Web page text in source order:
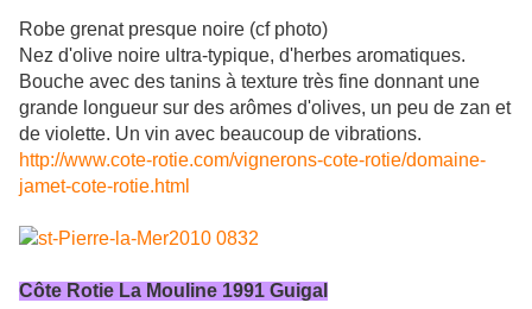
Robe grenat presque noire (cf photo)
Nez d'olive noire ultra-typique, d'herbes aromatiques.
Bouche avec des tanins à texture très fine donnant une
grande longueur sur des arômes d'olives, un peu de zan et
de violette. Un vin avec beaucoup de vibrations.
http://www.cote-rotie.com/vignerons-cote-rotie/domaine-
jamet-cote-rotie.html
Côte Rotie La Mouline 1991 Guigal